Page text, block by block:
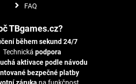
FAQ
TBgames.cz?
během sekund 24/7
Technická podpora
aktivace podle návodu
bezpečné platby
záruka na funkčnost